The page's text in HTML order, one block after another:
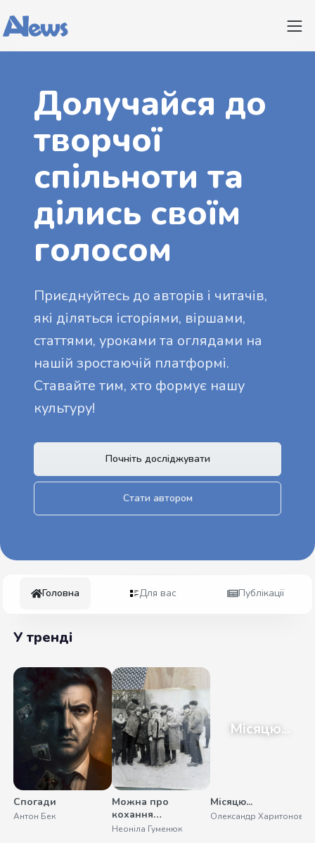
Долучайся до
творчої
спільноти та
ділись своїм
голосом
Приєднуйтесь до авторів і читачів,
які діляться історіями, віршами,
статтями, уроками та оглядами на
нашій зростаючій платформі.
Ставайте тим, хто формує нашу
культуру!
Почніть досліджувати
Стати автором
Головна Для вас Публікації
У тренді
Спогади
Антон Бек
Можна про
кохання
помовчати
Неоніла Гуменюк
Місяцю...
Місяцю...
Олександр Харитонов